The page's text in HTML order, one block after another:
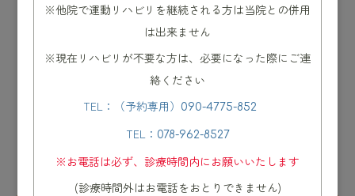
〒651-2129 兵庫県神戸市西区白水1丁目14-55
※他院で運動リハビリを継続される方は当院との併用
は出来ません
※現在リハビリが不要な方は、必要になった際にご連
絡ください
TEL：（予約専用）
090-4775-852
TEL： 078-962-8527
※お電話は必ず、診療時間内にお願いいたします
(診療時間外はお電話をおとりできません)